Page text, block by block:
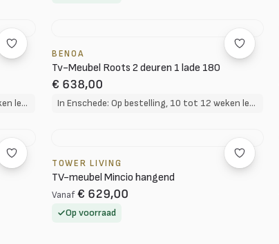
In Enschede: Op bestelling, 10 tot 12 weken levertijd
BENOA
Tv-Meubel Roots 2 deuren 1 lade 180
€ 638,00
In Enschede: Op bestelling, 10 tot 12 weken levertijd
TOWER LIVING
TV-meubel Mincio hangend
Vanaf € 629,00
Op voorraad